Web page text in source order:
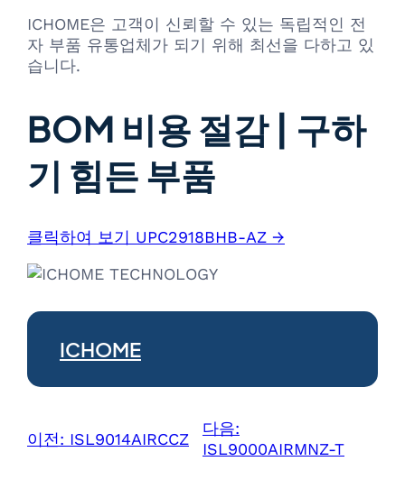
ICHOME은 고객이 신뢰할 수 있는 독립적인 전
자 부품 유통업체가 되기 위해 최선을 다하고 있
습니다.
BOM 비용 절감 | 구하
기 힘든 부품
클릭하여 보기 UPC2918BHB-AZ →
ICHOME
이전: ISL9014AIRCCZ
다음:
ISL9000AIRMNZ-T